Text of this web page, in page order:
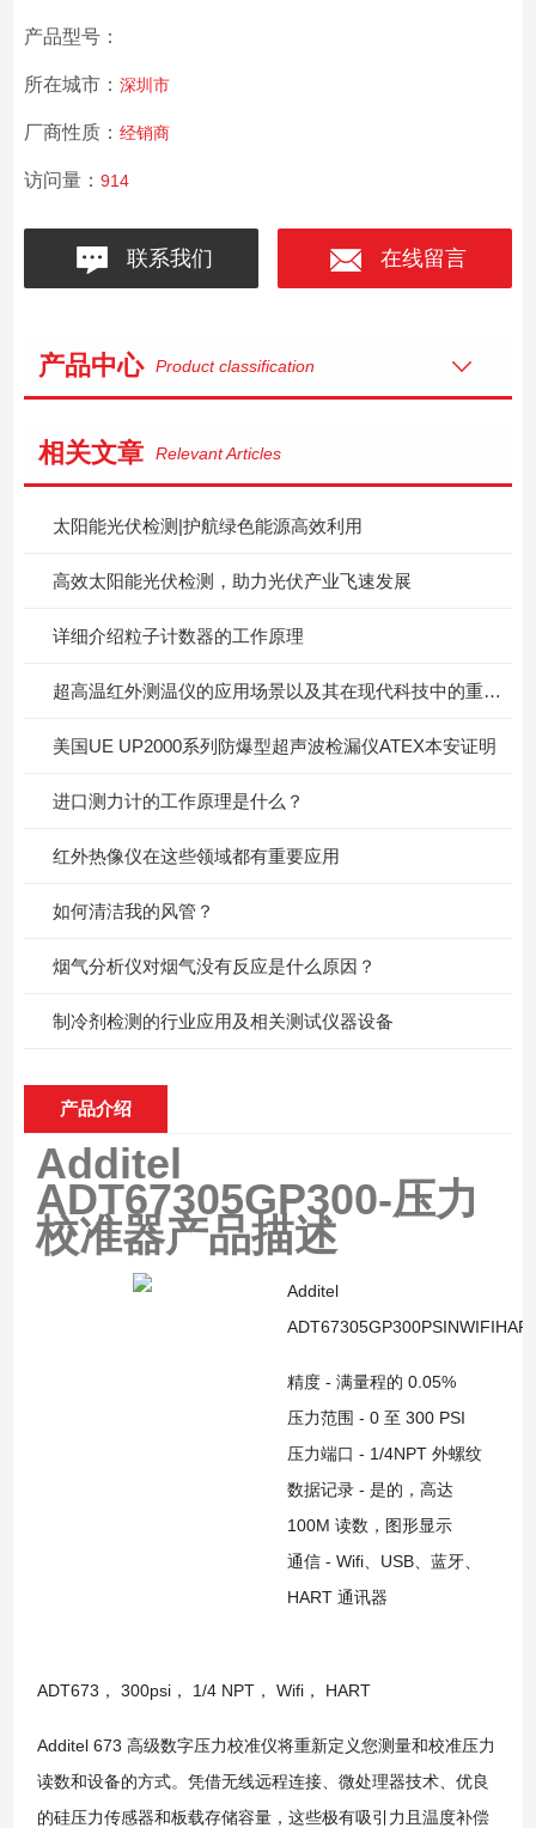
产品型号：
所在城市： 深圳市
厂商性质： 经销商
访问量： 914
联系我们 在线留言
产品中心 Product classification
相关文章 Relevant Articles
太阳能光伏检测|护航绿色能源高效利用
高效太阳能光伏检测，助力光伏产业飞速发展
详细介绍粒子计数器的工作原理
超高温红外测温仪的应用场景以及其在现代科技中的重要性
美国UE UP2000系列防爆型超声波检漏仪ATEX本安证明
进口测力计的工作原理是什么？
红外热像仪在这些领域都有重要应用
如何清洁我的风管？
烟气分析仪对烟气没有反应是什么原因？
制冷剂检测的行业应用及相关测试仪器设备
产品介绍
Additel
ADT67305GP300-压力
校准器产品描述
Additel
精度 - 满量程的 0.05%
压力范围 - 0 至 300 PSI
压力端口 - 1/4NPT 外螺纹
数据记录 - 是的，高达
100M 读数，图形显示
通信 - Wifi、USB、蓝牙、
HART 通讯器
ADT673， 300psi， 1/4 NPT， Wifi， HART
Additel 673 高级数字压力校准仪将重新定义您测量和校准压力
读数和设备的方式。凭借无线远程连接、微处理器技术、优良
的硅压力传感器和板载存储容量，这些极有吸引力且温度补偿